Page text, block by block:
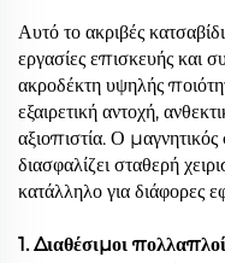
Αυτό το ακριβές
εργασίες επισκευής και
ακροδέκτη υψηλής
εξαιρετική αντοχή,
αξιοπιστία. Ο
διασφαλίζει σταθερή
κατάλληλο για διάφορες
1. Διαθέσιμοι